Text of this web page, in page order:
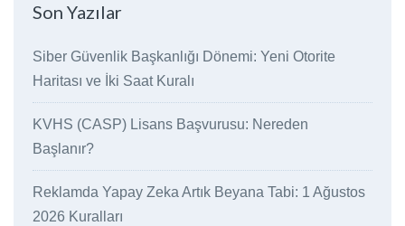
Son Yazılar
Siber Güvenlik Başkanlığı Dönemi: Yeni Otorite
Haritası ve İki Saat Kuralı
KVHS (CASP) Lisans Başvurusu: Nereden
Başlanır?
Reklamda Yapay Zeka Artık Beyana Tabi: 1 Ağustos
2026 Kuralları